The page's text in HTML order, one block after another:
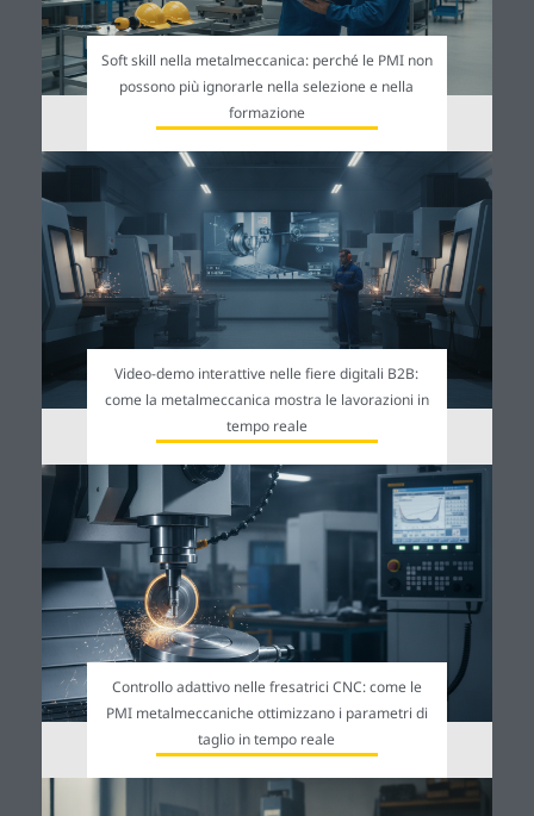
Soft skill nella metalmeccanica: perché le PMI non
possono più ignorarle nella selezione e nella
formazione
Video-demo interattive nelle fiere digitali B2B:
come la metalmeccanica mostra le lavorazioni in
tempo reale
Controllo adattivo nelle fresatrici CNC: come le
PMI metalmeccaniche ottimizzano i parametri di
taglio in tempo reale